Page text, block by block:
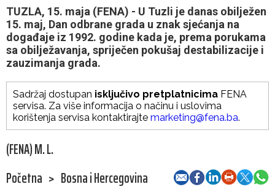
TUZLA, 15. maja (FENA) - U Tuzli je danas obilježen
15. maj, Dan odbrane grada u znak sjećanja na
događaje iz 1992. godine kada je, prema porukama
sa obilježavanja, spriječen pokušaj destabilizacije i
zauzimanja grada.
Sadržaj dostupan isključivo pretplatnicima FENA
servisa. Za više informacija o načinu i uslovima
korištenja servisa kontaktirajte marketing@fena.ba.
(FENA) M. L.
Početna > Bosna i Hercegovina